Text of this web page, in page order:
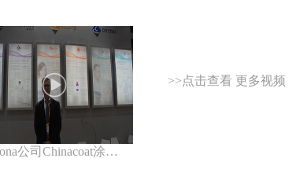
Silcona公司Chinacoat涂料展采访视频
>>点击查看 更多视频